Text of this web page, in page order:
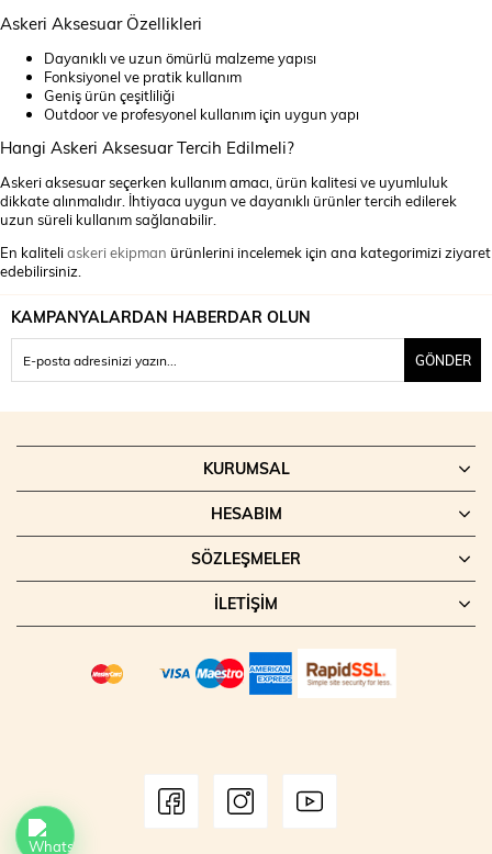
Askeri Aksesuar Özellikleri
Dayanıklı ve uzun ömürlü malzeme yapısı
Fonksiyonel ve pratik kullanım
Geniş ürün çeşitliliği
Outdoor ve profesyonel kullanım için uygun yapı
Hangi Askeri Aksesuar Tercih Edilmeli?
Askeri aksesuar seçerken kullanım amacı, ürün kalitesi ve uyumluluk
dikkate alınmalıdır. İhtiyaca uygun ve dayanıklı ürünler tercih edilerek
uzun süreli kullanım sağlanabilir.
En kaliteliaskeri ekipman ürünlerini incelemek için ana kategorimizi ziyaret
edebilirsiniz.
KAMPANYALARDAN HABERDAR OLUN
GÖNDER
KURUMSAL
HESABIM
SÖZLEŞMELER
İLETIŞIM